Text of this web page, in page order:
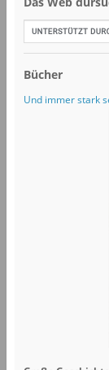
Bücher
Und immer stark